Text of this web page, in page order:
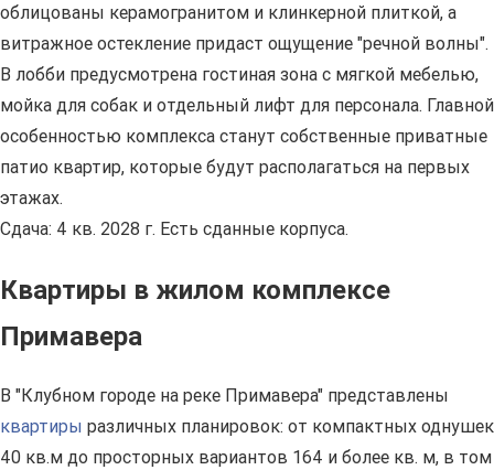
облицованы керамогранитом и клинкерной плиткой, а
витражное остекление придаст ощущение "речной волны".
В лобби предусмотрена гостиная зона с мягкой мебелью,
мойка для собак и отдельный лифт для персонала. Главной
особенностью комплекса станут собственные приватные
патио квартир, которые будут располагаться на первых
этажах.
Сдача: 4 кв. 2028 г. Есть сданные корпуса.
Квартиры в жилом комплексе
Примавера
В "Клубном городе на реке Примавера" представлены
квартиры различных планировок: от компактных однушек
40 кв.м до просторных вариантов 164 и более кв. м, в том